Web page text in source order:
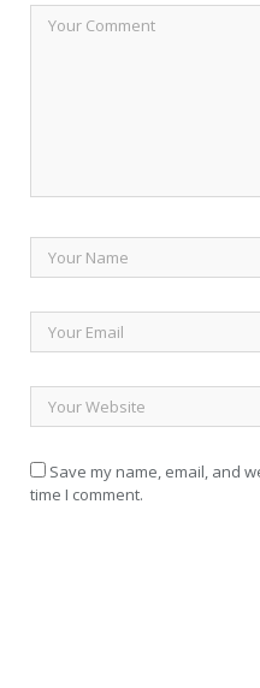
Save my name, email, and
time I comment.